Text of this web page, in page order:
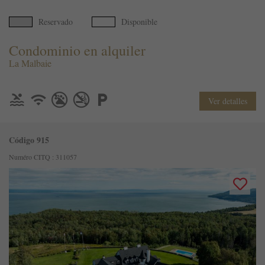
Reservado Disponible
Condominio en alquiler
La Malbaie
Ver detalles
Código 915
Numéro CITQ : 311057